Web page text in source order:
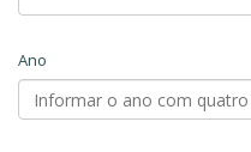
Ano